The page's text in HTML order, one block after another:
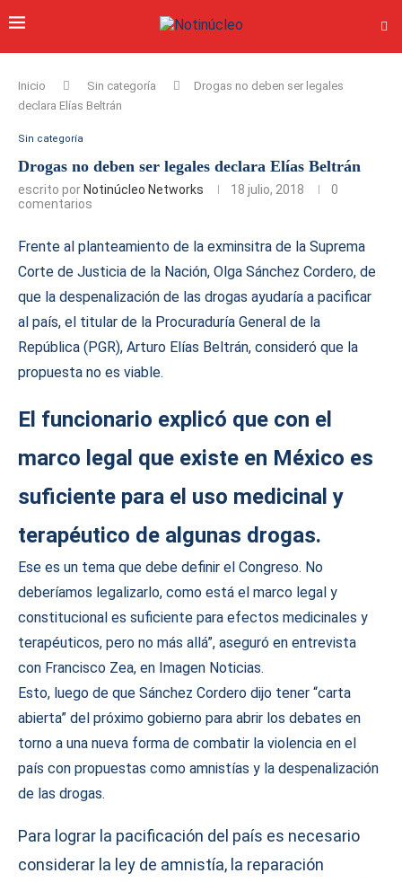
Inicio Sin categoría
Drogas no deben ser legales
declara Elías Beltrán
Sin categoría
Drogas no deben ser legales declara Elías Beltrán
escrito por Notinúcleo Networks 18 julio, 2018
0
comentarios
Frente al planteamiento de la exminsitra de la Suprema
Corte de Justicia de la Nación, Olga Sánchez Cordero, de
que la despenalización de las drogas ayudaría a pacificar
al país, el titular de la Procuraduría General de la
República (PGR), Arturo Elías Beltrán, consideró que la
propuesta no es viable.
El funcionario explicó que con el
marco legal que existe en México es
suficiente para el uso medicinal y
terapéutico de algunas drogas.
Ese es un tema que debe definir el Congreso. No
deberíamos legalizarlo, como está el marco legal y
constitucional es suficiente para efectos medicinales y
terapéuticos, pero no más allá”, aseguró en entrevista
con Francisco Zea, en Imagen Noticias.
Esto, luego de que Sánchez Cordero dijo tener “carta
abierta” del próximo gobierno para abrir los debates en
torno a una nueva forma de combatir la violencia en el
país con propuestas como amnistías y la despenalización
de las drogas.
Para lograr la pacificación del país es necesario
considerar la ley de amnistía, la reparación